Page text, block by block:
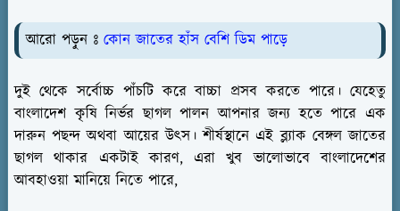
আরো পড়ুন ঃ কোন জাতের হাঁস বেশি ডিম পাড়ে
দুই থেকে সর্বোচ্চ পাঁচটি করে বাচ্চা প্রসব করতে পারে। যেহেতু
বাংলাদেশ কৃষি নির্ভর ছাগল পালন আপনার জন্য হতে পারে এক
দারুন পছন্দ অথবা আয়ের উৎস। শীর্ষস্থানে এই ব্ল্যাক বেঙ্গল জাতের
ছাগল থাকার একটাই কারণ, এরা খুব ভালোভাবে বাংলাদেশের
আবহাওয়া মানিয়ে নিতে পারে,